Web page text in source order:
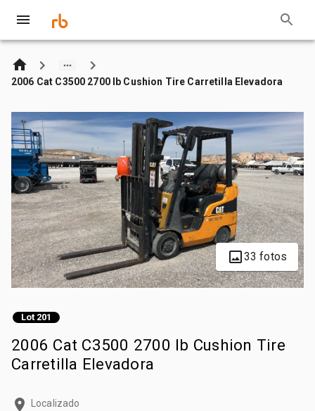
2006 Cat C3500 2700 lb Cushion Tire Carretilla Elevadora
33 fotos
Lot 201
2006 Cat C3500 2700 lb Cushion Tire
Carretilla Elevadora
Localizado